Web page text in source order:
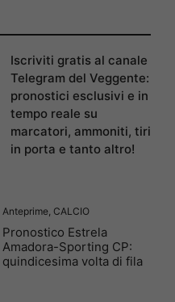
Iscriviti gratis al canale
Telegram del Veggente:
pronostici esclusivi e in
tempo reale su
marcatori, ammoniti, tiri
in porta e tanto altro!
Anteprime, CALCIO
Pronostico Estrela
Amadora-Sporting CP:
quindicesima volta di fila